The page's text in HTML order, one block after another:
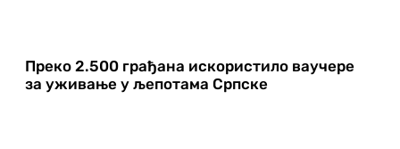
Преко 2.500 грађана искористило ваучере
за уживање у љепотама Српске